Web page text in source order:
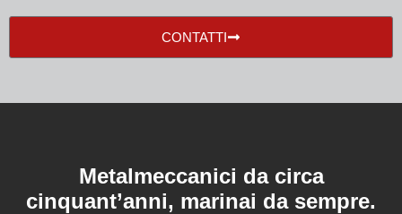
CONTATTI
Metalmeccanici da circa
cinquant’anni, marinai da sempre.